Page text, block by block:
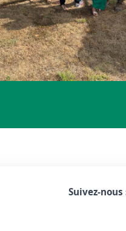
Suivez-